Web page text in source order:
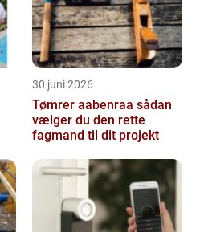
30 juni 2026
Tømrer aabenraa sådan
vælger du den rette
fagmand til dit projekt